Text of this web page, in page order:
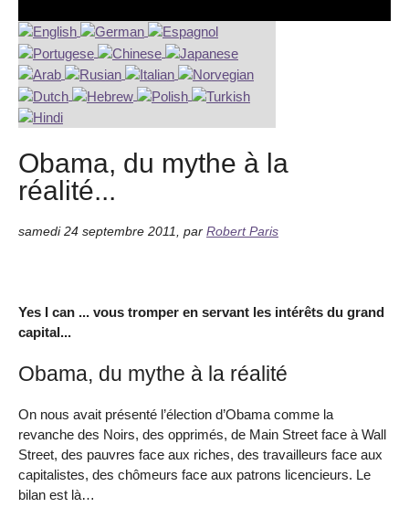
Obama, du mythe à la
réalité...
samedi 24 septembre 2011 par Robert Paris
Yes I can ... vous tromper en servant les intérêts du grand
capital...
Obama, du mythe à la réalité
On nous avait présenté l’élection d’Obama comme la
revanche des Noirs, des opprimés, de Main Street face à Wall
Street, des pauvres face aux riches, des travailleurs face aux
capitalistes, des chômeurs face aux patrons licencieurs. Le
bilan est là…